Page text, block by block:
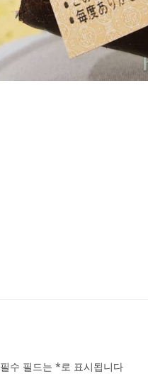
필수 필드는 *로 표시됩니다